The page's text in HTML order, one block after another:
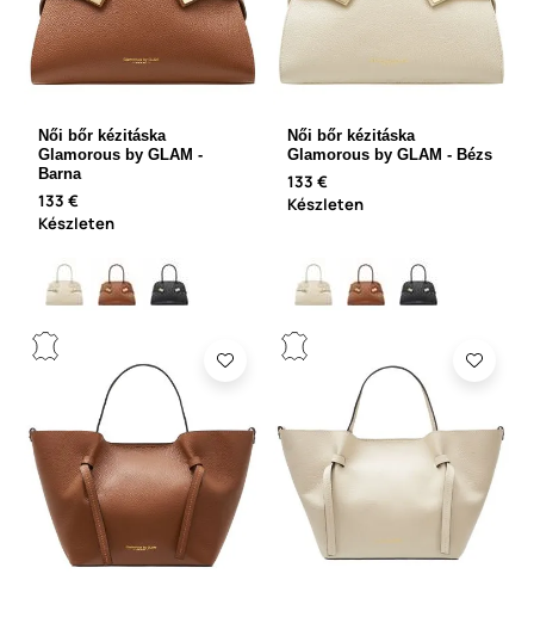
Női bőr kézitáska
Glamorous by GLAM -
Barna
133 €
Készleten
Női bőr kézitáska
Glamorous by GLAM - Bézs
133 €
Készleten